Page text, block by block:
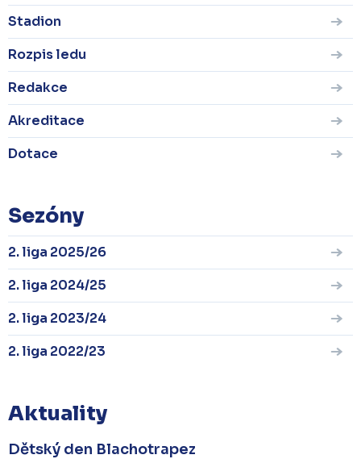
Stadion
Rozpis ledu
Redakce
Akreditace
Dotace
Sezóny
2. liga 2025/26
2. liga 2024/25
2. liga 2023/24
2. liga 2022/23
Aktuality
Dětský den Blachotrapez